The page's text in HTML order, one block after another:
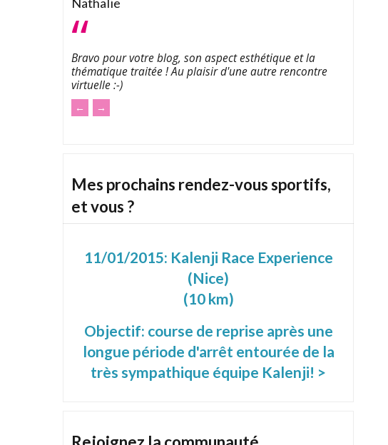
C'est chouette quand le running devient un sport
d'équipe, vous en avez fait là une jolie démonstration...
(au sujet de la participation de la team Hotsteppers à la
So Mad 2)
← →
Mes prochains rendez-vous sportifs,
et vous ?
Kalenji Race Experience
(Nice)
(10 km)
Objectif: course de reprise après une
longue période d'arrêt entourée de la
très sympathique équipe Kalenji! >